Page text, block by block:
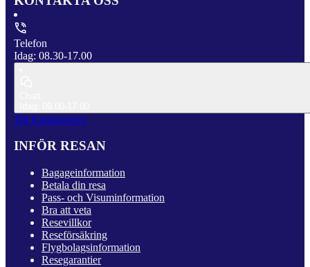
Telefon
Idag: 08.30-17.00
Till Kundservice
INFÖR RESAN
Bagageinformation
Betala din resa
Pass- och Visuminformation
Bra att veta
Resevillkor
Reseförsäkring
Flygbolagsinformation
Resegarantier